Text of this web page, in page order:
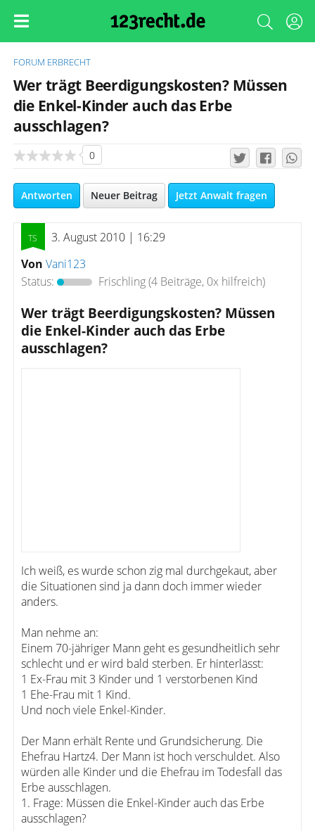
FORUM ERBRECHT
Wer trägt Beerdigungskosten? Müssen
die Enkel-Kinder auch das Erbe
ausschlagen?
0
Antworten Neuer Beitrag Jetzt Anwalt fragen
3. August 2010 | 16:29
Von Vani123
Status:
Frischling(4 Beiträge, 0x hilfreich)
Wer trägt Beerdigungskosten? Müssen
die Enkel-Kinder auch das Erbe
ausschlagen?
Ich weiß, es wurde schon zig mal durchgekaut, aber
die Situationen sind ja dann doch immer wieder
anders.
Man nehme an:
Einem 70-jähriger Mann geht es gesundheitlich sehr
schlecht und er wird bald sterben. Er hinterlässt:
1 Ex-Frau mit 3 Kinder und 1 verstorbenen Kind
1 Ehe-Frau mit 1 Kind.
Und noch viele Enkel-Kinder.
Der Mann erhält Rente und Grundsicherung. Die
Ehefrau Hartz4. Der Mann ist hoch verschuldet. Also
würden alle Kinder und die Ehefrau im Todesfall das
Erbe ausschlagen.
1. Frage: Müssen die Enkel-Kinder auch das Erbe
ausschlagen?